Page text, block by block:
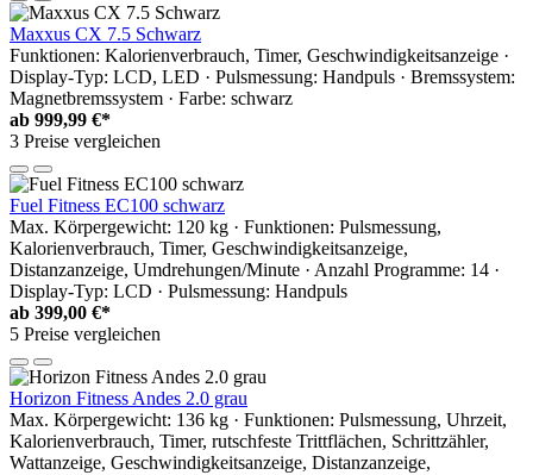
Maxxus CX 7.5 Schwarz
Funktionen: Kalorienverbrauch, Timer, Geschwindigkeitsanzeige ·
Display-Typ: LCD, LED · Pulsmessung: Handpuls · Bremssystem:
Magnetbremssystem · Farbe: schwarz
ab 999,99 €*
3 Preise vergleichen
Fuel Fitness EC100 schwarz
Max. Körpergewicht: 120 kg · Funktionen: Pulsmessung,
Kalorienverbrauch, Timer, Geschwindigkeitsanzeige,
Distanzanzeige, Umdrehungen/Minute · Anzahl Programme: 14 ·
Display-Typ: LCD · Pulsmessung: Handpuls
ab 399,00 €*
5 Preise vergleichen
Horizon Fitness Andes 2.0 grau
Max. Körpergewicht: 136 kg · Funktionen: Pulsmessung, Uhrzeit,
Kalorienverbrauch, Timer, rutschfeste Trittflächen, Schrittzähler,
Wattanzeige, Geschwindigkeitsanzeige, Distanzanzeige,